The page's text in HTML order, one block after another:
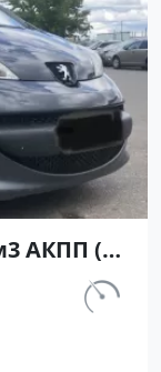
АКПП (68
по
км.